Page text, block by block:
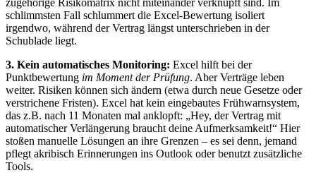
zugehörige Risikomatrix nicht miteinander verknüpft sind. Im
schlimmsten Fall schlummert die Excel-Bewertung isoliert
irgendwo, während der Vertrag längst unterschrieben in der
Schublade liegt.
3. Kein automatisches Monitoring: Excel hilft bei der
Punktbewertung im Moment der Prüfung. Aber Verträge leben
weiter. Risiken können sich ändern (etwa durch neue Gesetze oder
verstrichene Fristen). Excel hat kein eingebautes Frühwarnsystem,
das z.B. nach 11 Monaten mal anklopft: „Hey, der Vertrag mit
automatischer Verlängerung braucht deine Aufmerksamkeit!“ Hier
stoßen manuelle Lösungen an ihre Grenzen – es sei denn, jemand
pflegt akribisch Erinnerungen ins Outlook oder benutzt zusätzliche
Tools.